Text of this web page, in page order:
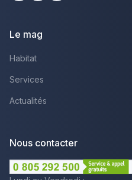
Le mag
Habitat
Services
Actualités
Nous contacter